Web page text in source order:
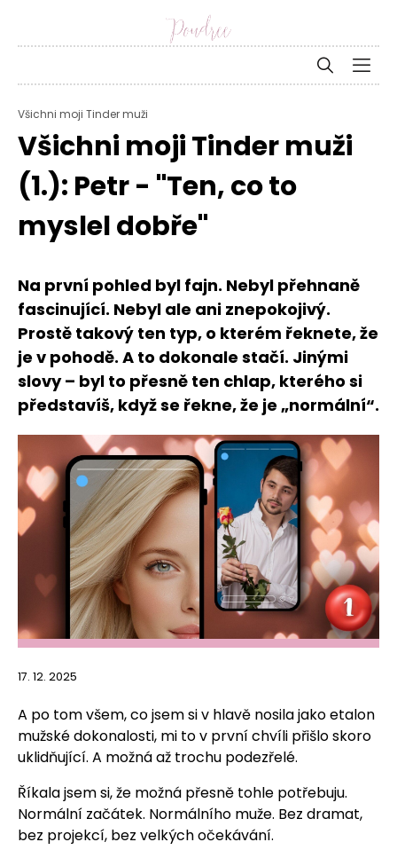
Všichni moji Tinder muži
Všichni moji Tinder muži
(1.): Petr - "Ten, co to
myslel dobře"
Na první pohled byl fajn. Nebyl přehnaně
fascinující. Nebyl ale ani znepokojivý.
Prostě takový ten typ, o kterém řeknete, že
je v pohodě. A to dokonale stačí. Jinými
slovy – byl to přesně ten chlap, kterého si
představíš, když se řekne, že je „normální“.
17. 12. 2025
A po tom všem, co jsem si v hlavě nosila jako etalon
mužské dokonalosti, mi to v první chvíli přišlo skoro
uklidňující. A možná až trochu podezřelé.
Říkala jsem si, že možná přesně tohle potřebuju.
Normální začátek. Normálního muže. Bez dramat,
bez projekcí, bez velkých očekávání.